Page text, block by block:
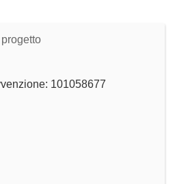
101058677